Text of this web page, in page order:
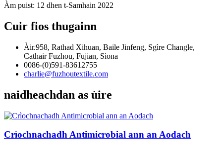
Àm puist: 12 dhen t-Samhain 2022
Cuir fios thugainn
Àir.958, Rathad Xihuan, Baile Jinfeng, Sgìre Changle,
Cathair Fuzhou, Fujian, Sìona
0086-(0)591-83612755
charlie@fuzhoutextile.com
naidheachdan as ùire
Crìochnachadh Antimicrobial ann an Aodach